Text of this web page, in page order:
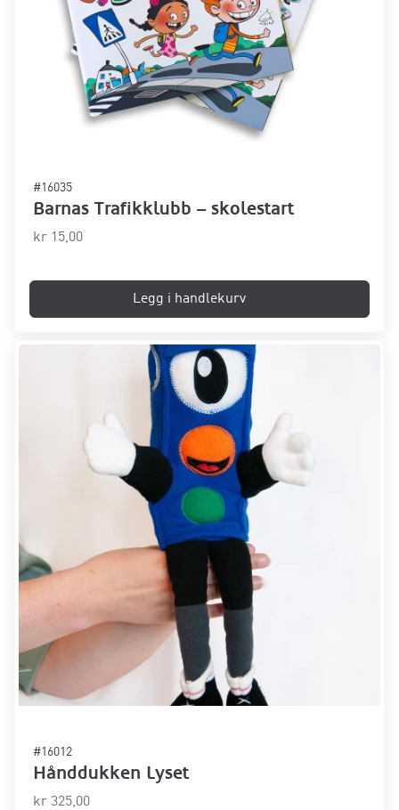
#16035
Barnas Trafikklubb – skolestart
kr 15,00
Legg i handlekurv
#16012
Hånddukken Lyset
kr 325,00